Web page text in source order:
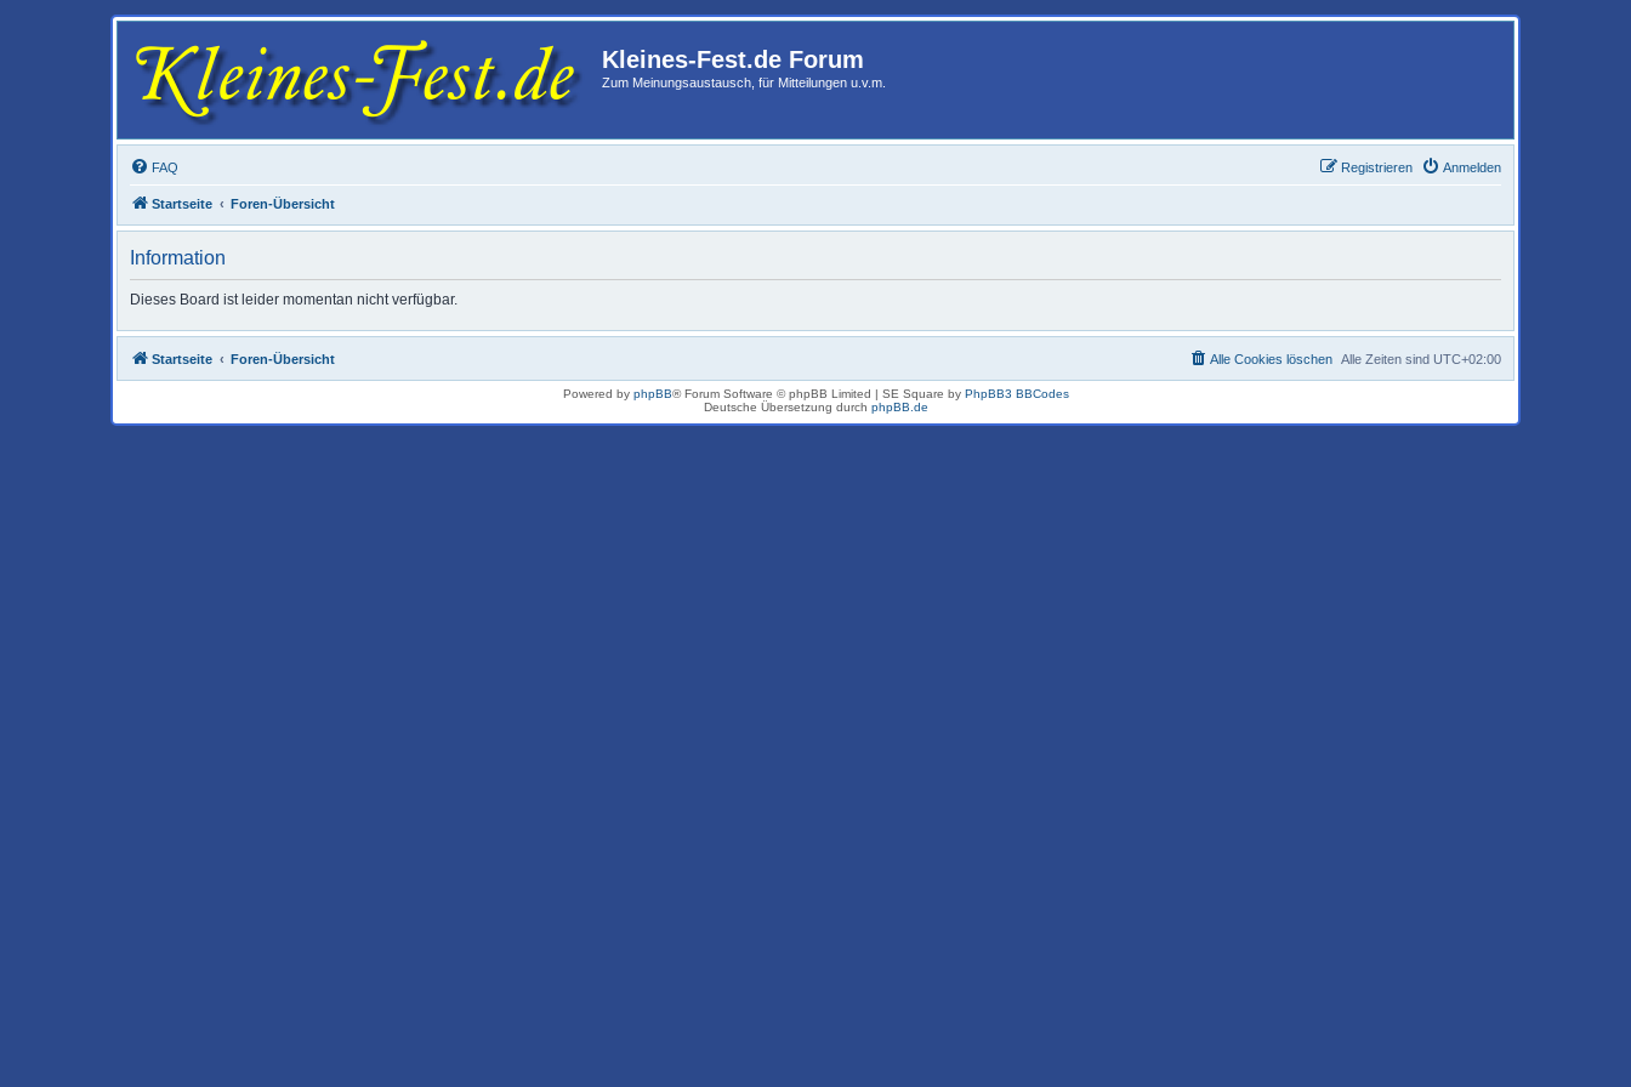
Kleines-Fest.de Forum
Zum Meinungsaustausch, für Mitteilungen u.v.m.
FAQ Anmelden
Registrieren
Startseite Foren-Übersicht
Information
Dieses Board ist leider momentan nicht verfügbar.
Startseite Foren-Übersicht Alle Zeiten sind UTC+02:00
Alle Cookies löschen
Powered by phpBB® Forum Software © phpBB Limited | SE Square by PhpBB3 BBCodes
Deutsche Übersetzung durch phpBB.de